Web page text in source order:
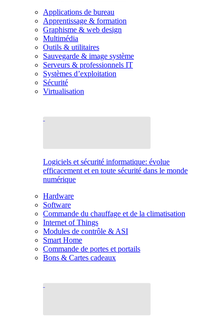
Applications de bureau
Apprentissage & formation
Graphisme & web design
Multimédia
Outils & utilitaires
Sauvegarde & image système
Serveurs & professionnels IT
Systèmes d’exploitation
Sécurité
Virtualisation
Logiciels et sécurité informatique: évolue
efficacement et en toute sécurité dans le monde
numérique
Hardware
Software
Commande du chauffage et de la climatisation
Internet of Things
Modules de contrôle & ASI
Smart Home
Commande de portes et portails
Bons & Cartes cadeaux